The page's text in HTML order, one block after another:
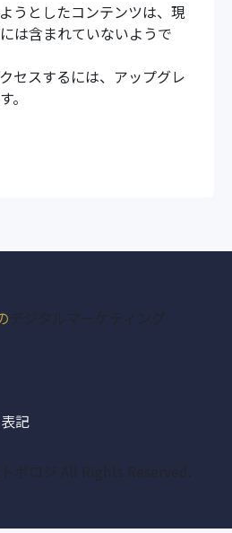
うとしたコンテンツは、現
は含まれていないようで
セスするには、アップグレ
。
デジタルマーケティング
記
ポロジ All Rights Reserved.